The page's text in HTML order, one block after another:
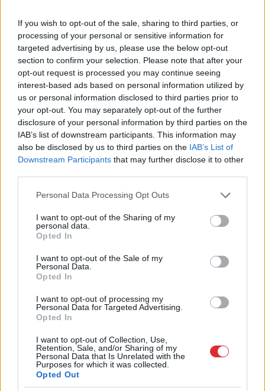
If you wish to opt-out of the sale, sharing to third parties, or
processing of your personal or sensitive information for
targeted advertising by us, please use the below opt-out
section to confirm your selection. Please note that after your
opt-out request is processed you may continue seeing
interest-based ads based on personal information utilized by
us or personal information disclosed to third parties prior to
your opt-out. You may separately opt-out of the further
disclosure of your personal information by third parties on the
IAB’s list of downstream participants. This information may
also be disclosed by us to third parties on the IAB’s List of
Downstream Participants that may further disclose it to other
Please note that this website/app uses one or more Google
not limited to your visit or usage behaviour. You may click to
grant or deny consent to Google and its third-party tags to
use your data for below specified purposes in below Google
consent section.
Personal Data Processing Opt Outs
I want to opt-out of the Sharing of my
personal data.
Opted In
I want to opt-out of the Sale of my
Personal Data.
Opted In
I want to opt-out of processing my
Personal Data for Targeted Advertising.
Opted In
I want to opt-out of Collection, Use,
Retention, Sale, and/or Sharing of my
Personal Data that Is Unrelated with the
Purposes for which it was collected.
Opted Out
Nabaga cilvēks! “Pepco” veikalā kāds
pircējs dabūjis dzirdēt to, ko viņam
noteikti nebūtu jādzird
3zodiaka zīmes šajā nedēļas nogalē
kārtīgi “nodos uguņus”, bet vienai – labāk
palikt mājās
ASV izlūkdienesti atklāj Putina iespējamo
nākamo soli: risks pieaugs jau šoruden
atkal nonāk uzmanības centrā – šoreiz ar
“Spāņiaiz šausmām mēmi!” Dombravas
vēstule sacēlusi vētru Latvijā, bet ko par
to domā spāņi?12
Lasīt citas ziņas